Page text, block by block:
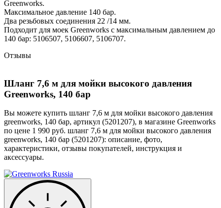
Greenworks.
Максимальное давление 140 бар.
Два резьбовых соединения 22 /14 мм.
Подходит для моек Greenworks c максимальным давлением до
140 бар: 5106507, 5106607, 5106707.
Отзывы
Шланг 7,6 м для мойки высокого давления
Greenworks, 140 бар
Вы можете купить шланг 7,6 м для мойки высокого давления
greenworks, 140 бар, артикул (5201207), в магазине Greenworks
по цене 1 990 руб. шланг 7,6 м для мойки высокого давления
greenworks, 140 бар (5201207): описание, фото,
характеристики, отзывы покупателей, инструкция и
аксессуары.